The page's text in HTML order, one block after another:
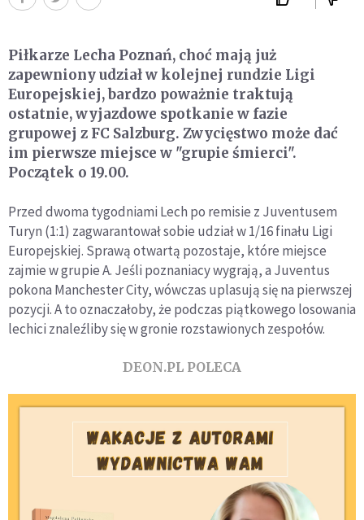
Piłkarze Lecha Poznań, choć mają już
zapewniony udział w kolejnej rundzie Ligi
Europejskiej, bardzo poważnie traktują
ostatnie, wyjazdowe spotkanie w fazie
grupowej z FC Salzburg. Zwycięstwo może dać
im pierwsze miejsce w "grupie śmierci".
Początek o 19.00.
Przed dwoma tygodniami Lech po remisie z Juventusem
Turyn (1:1) zagwarantował sobie udział w 1/16 finału Ligi
Europejskiej. Sprawą otwartą pozostaje, które miejsce
zajmie w grupie A. Jeśli poznaniacy wygrają, a Juventus
pokona Manchester City, wówczas uplasują się na pierwszej
pozycji. A to oznaczałoby, że podczas piątkowego losowania
lechici znaleźliby się w gronie rozstawionych zespołów.
DEON.PL POLECA